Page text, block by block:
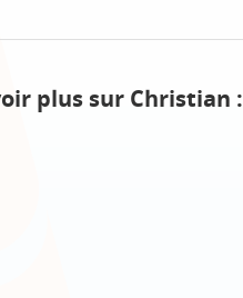
plus sur Christian :